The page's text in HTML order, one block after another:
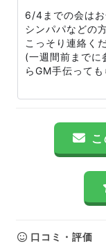
6/4までの会はお
シンパパなどの
こっそり連絡く
(一週間前までに
らGM手伝って
口コミ・評価